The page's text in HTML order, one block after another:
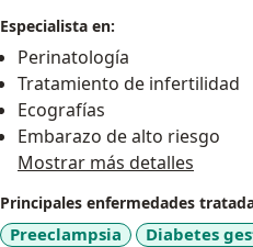
de Cartagena.
Especialista en:
Perinatología
Tratamiento de infertilidad
Ecografías
Embarazo de alto riesgo
Mostrar más detalles
Principales enfermedades
Preeclampsia Diabetes